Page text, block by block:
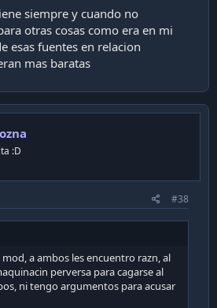
con preguntar por las fuentes
un pc, y tengo una fuente buena, yo
siempre y cuando no
otras cosas como era en mi
esas fuentes en relacion
mas baratas
:D
#38
a ambos les encuentro razn, al
perversa para cagarse al
ni tengo argumentos para acusar